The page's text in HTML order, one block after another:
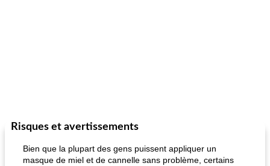
Risques et avertissements
Bien que la plupart des gens puissent appliquer un
masque de miel et de cannelle sans problème, certains